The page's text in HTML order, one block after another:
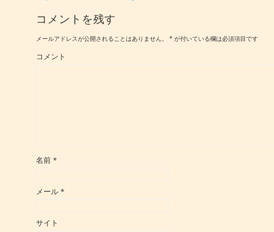
コメントを残す
メールアドレスが公開されることはありません。 * が付いている欄は必須項目です
コメント
名前 *
メール *
サイト